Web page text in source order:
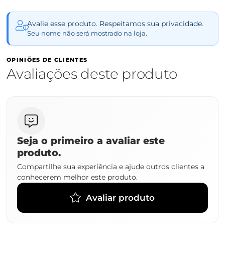
Avalie esse produto. Respeitamos sua privacidade.
Seu nome não será mostrado na loja.
OPINIÕES DE CLIENTES
Avaliações deste produto
Seja o primeiro a avaliar este
produto.
Compartilhe sua experiência e ajude outros clientes a
conhecerem melhor este produto.
Avaliar produto